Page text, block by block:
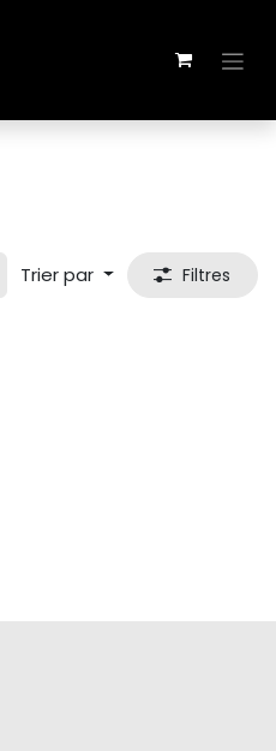
Trier par Filtres